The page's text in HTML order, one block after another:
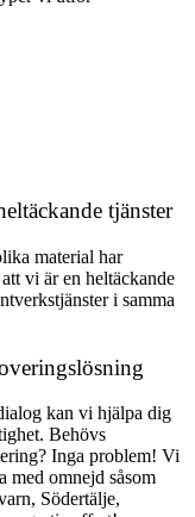
tjänster
material har
vi är en heltäckande
i samma
kan vi hjälpa dig
Behövs
Inga problem! Vi
med omnejd såsom
Södertälje,